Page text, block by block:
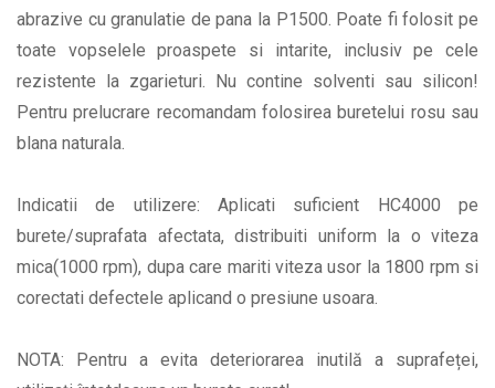
abrazive cu granulatie de pana la P1500. Poate fi folosit pe
toate vopselele proaspete si intarite, inclusiv pe cele
rezistente la zgarieturi. Nu contine solventi sau silicon!
Pentru prelucrare recomandam folosirea buretelui rosu sau
blana naturala.
Indicatii de utilizere: Aplicati suficient HC4000 pe
burete/suprafata afectata, distribuiti uniform la o viteza
mica(1000 rpm), dupa care mariti viteza usor la 1800 rpm si
corectati defectele aplicand o presiune usoara.
NOTA: Pentru a evita deteriorarea inutilă a suprafeței,